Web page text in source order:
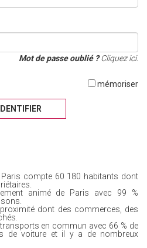
Mot de passe oublié ?Cliquez ici.
mémoriser
compte 60 180 habitants dont
animé de Paris avec 99 %
dont des commerces, des
en commun avec 66 % de
de voiture et il y a de nombreux